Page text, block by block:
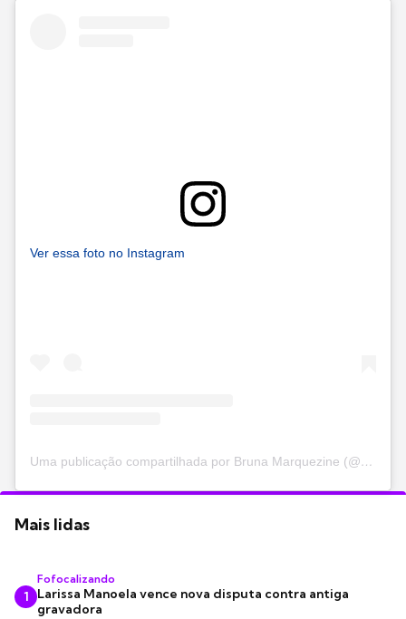
Ver essa foto no Instagram
Uma publicação compartilhada por Bruna Marquezine (@brunamarquezine)
Mais lidas
1
Fofocalizando
Larissa Manoela vence nova disputa contra antiga
gravadora